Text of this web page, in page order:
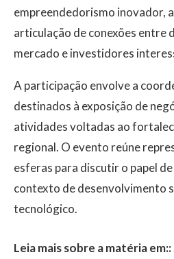
empreendedorismo inovador,
articulação de conexões entre
mercado e investidores
A participação envolve a
destinados à exposição de
atividades voltadas ao
regional. O evento reúne
esferas para discutir o papel
contexto de desenvolvimento
tecnológico.
Leia mais sobre a matéria em::